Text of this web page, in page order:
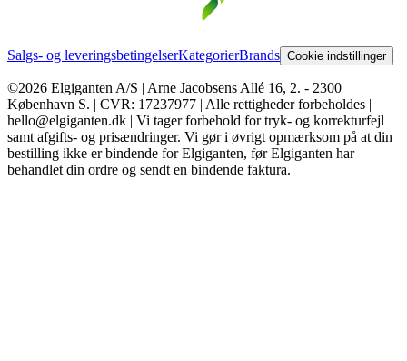
Salgs- og leveringsbetingelserKategorierBrands Cookie indstillinger
©2026 Elgiganten A/S | Arne Jacobsens Allé 16, 2. - 2300
København S. | CVR: 17237977 | Alle rettigheder forbeholdes |
hello@elgiganten.dk | Vi tager forbehold for tryk- og korrekturfejl
samt afgifts- og prisændringer. Vi gør i øvrigt opmærksom på at din
bestilling ikke er bindende for Elgiganten, før Elgiganten har
behandlet din ordre og sendt en bindende faktura.